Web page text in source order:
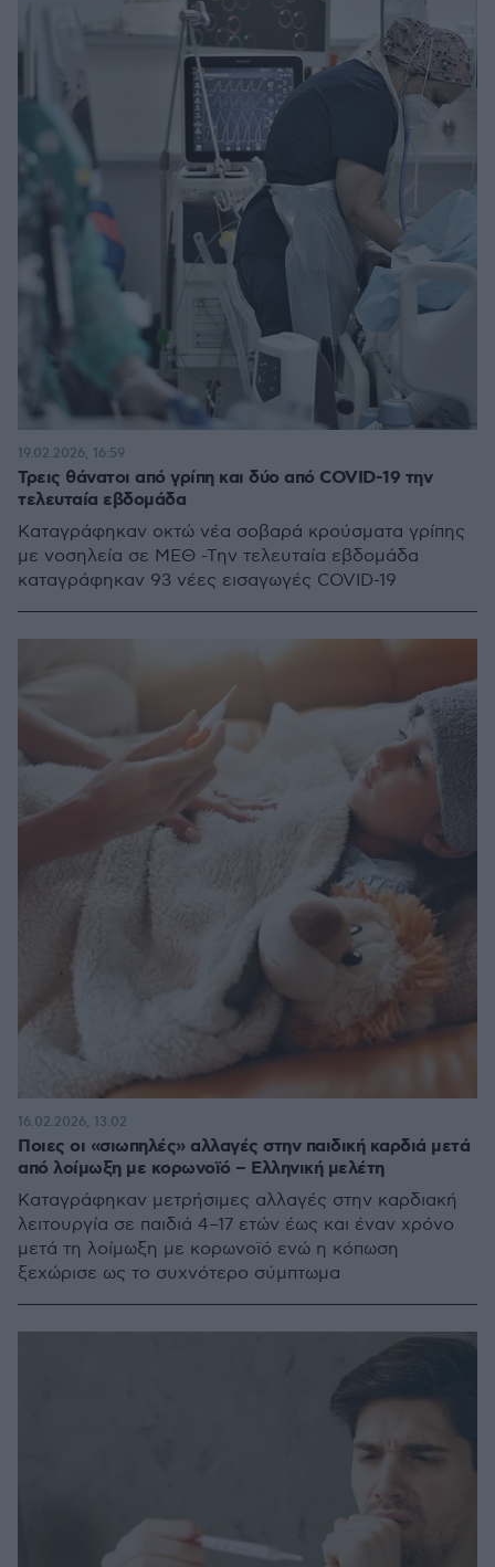
Τρεις θάνατοι από γρίπη και δύο από COVID-19 την
τελευταία εβδομάδα
Καταγράφηκαν οκτώ νέα σοβαρά κρούσματα γρίπης
με νοσηλεία σε ΜΕΘ -Την τελευταία εβδομάδα
καταγράφηκαν 93 νέες εισαγωγές COVID-19
19.02.2026, 16:59
Ποιες οι «σιωπηλές» αλλαγές στην παιδική καρδιά μετά
από λοίμωξη με κορωνοϊό – Ελληνική μελέτη
Καταγράφηκαν μετρήσιμες αλλαγές στην καρδιακή
λειτουργία σε παιδιά 4–17 ετών έως και έναν χρόνο
μετά τη λοίμωξη με κορωνοϊό ενώ η κόπωση
ξεχώρισε ως το συχνότερο σύμπτωμα
16.02.2026, 13:02